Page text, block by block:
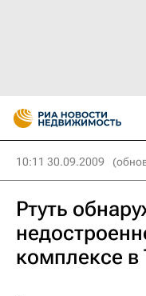
10:11 30.09.2009
Ртуть
комплексе в